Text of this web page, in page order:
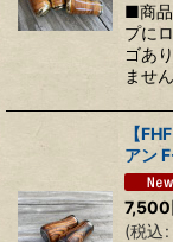
■商品
プに
ゴあ
ませ
【
アン
7,500
(税込: